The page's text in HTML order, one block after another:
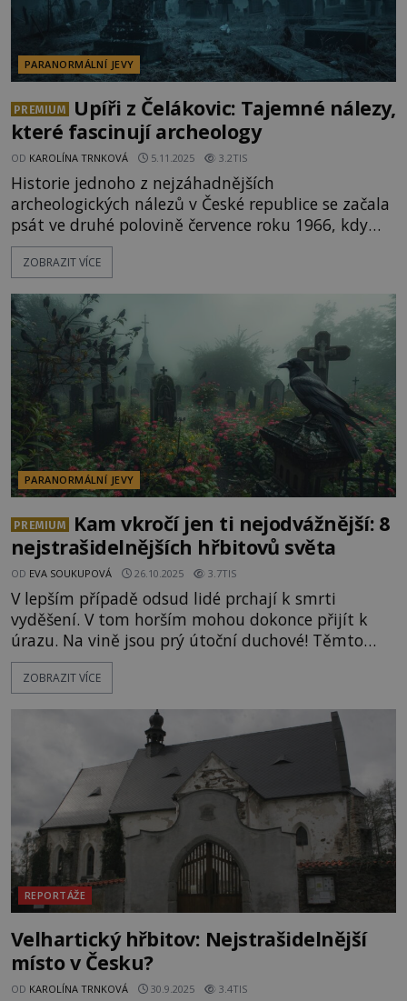
PARANORMÁLNÍ JEVY
PREMIUM
Upíři z Čelákovic: Tajemné nálezy,
které fascinují archeology
OD KAROLÍNA TRNKOVÁ 5.11.2025 3.2TIS
Historie jednoho z nejzáhadnějších
archeologických nálezů v České republice se začala
psát ve druhé polovině července roku 1966, kdy
byla v oblasti zvané Mrchovláčka ve východní části
Čelákovic nalezena lidská kostra. Místní lékař
před dobou delší, než by zajímalo bezpečnostní
orgány. Následně se práce ujali archeologové, kteří
odkryli řadu hrobů s
ZOBRAZIT VÍCE
PARANORMÁLNÍ JEVY
PREMIUM
Kam vkročí jen ti nejodvážnější: 8
nejstrašidelnějších hřbitovů světa
OD EVA SOUKUPOVÁ 26.10.2025 3.7TIS
V lepším případě odsud lidé prchají k smrti
vyděšení. V tom horším mohou dokonce přijít k
úrazu. Na vině jsou prý útoční duchové! Těmto
nejděsivějším hřbitovům je lepší se vyhnout...
Odpočívá zde tajemná stopařka? HŘBITOV
ZOBRAZIT VÍCE
REPORTÁŽE
Velhartický hřbitov: Nejstrašidelnější
místo v Česku?
OD KAROLÍNA TRNKOVÁ 30.9.2025 3.4TIS